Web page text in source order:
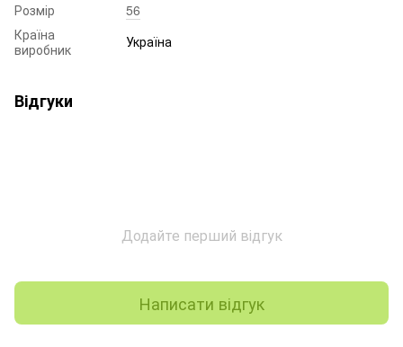
Розмір
56
Країна
виробник
Україна
Відгуки
Додайте перший відгук
Написати відгук